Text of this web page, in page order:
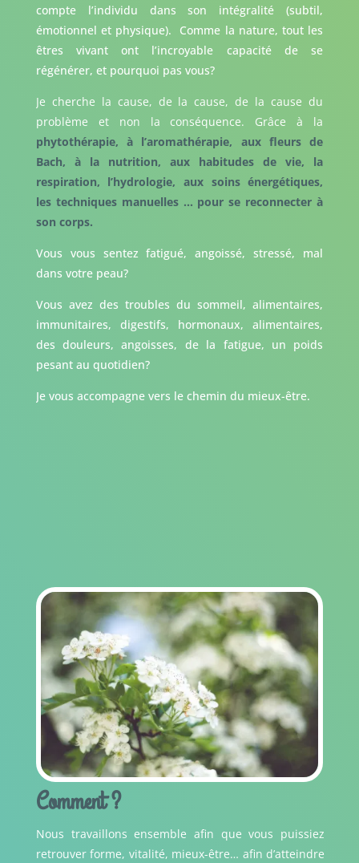
compte l’individu dans son intégralité (subtil,
émotionnel et physique). Comme la nature, tout les
êtres vivant ont l’incroyable capacité de se
régénérer, et pourquoi pas vous?
Je cherche la cause, de la cause, de la cause du
problème et non la conséquence. Grâce à la
phytothérapie, à l’aromathérapie, aux fleurs de
Bach, à la nutrition, aux habitudes de vie, la
respiration, l’hydrologie, aux soins énergétiques,
les techniques manuelles … pour se reconnecter à
son corps.
Vous vous sentez fatigué, angoissé, stressé, mal
dans votre peau?
Vous avez des troubles du sommeil, alimentaires,
immunitaires, digestifs, hormonaux, alimentaires,
des douleurs, angoisses, de la fatigue, un poids
pesant au quotidien?
Je vous accompagne vers le chemin du mieux-être.
Comment ?
Nous travaillons ensemble afin que vous puissiez
retrouver forme, vitalité, mieux-être… afin d’atteindre